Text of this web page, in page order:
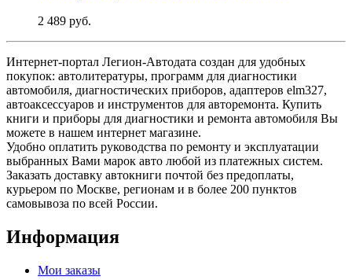
2 489 руб.
Интернет-портал Легион-Автодата создан для удобных
покупок: автолитературы, программ для диагностики
автомобиля, диагностических приборов, адаптеров elm327,
автоаксессуаров и инструментов для авторемонта. Купить
книги и приборы для диагностики и ремонта автомобиля Вы
можете в нашем интернет магазине.
Удобно оплатить руководства по ремонту и эксплуатации
выбранных Вами марок авто любой из платежных систем.
Заказать доставку автокниги почтой без предоплаты,
курьером по Москве, регионам и в более 200 пунктов
самовывоза по всей России.
Информация
Мои заказы